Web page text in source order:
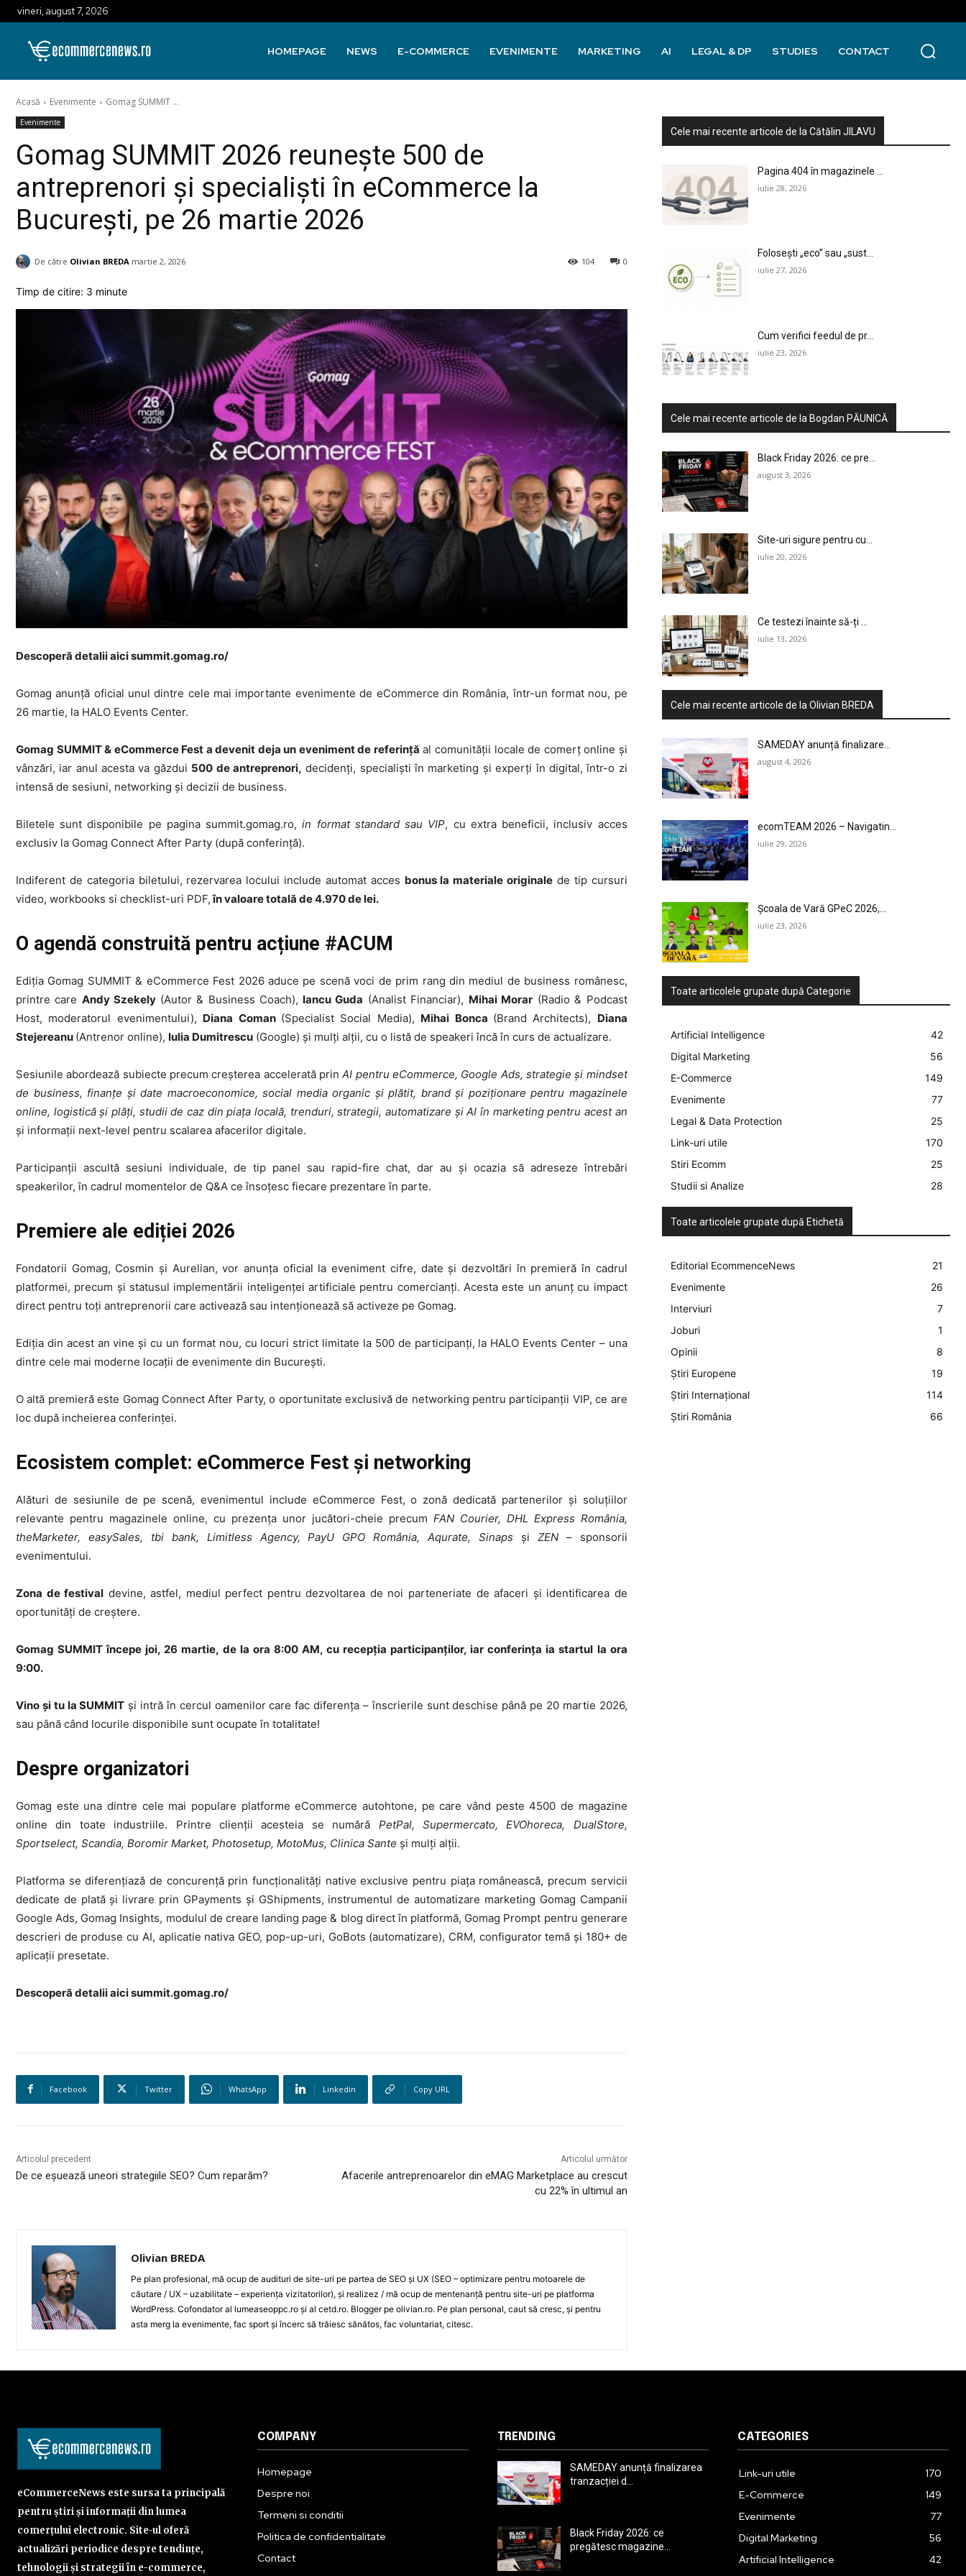
vineri, august 7, 2026
HOMEPAGE NEWS E-COMMERCE EVENIMENTE MARKETING AI LEGAL & DP STUDIES CONTACT
Acasă Evenimente Gomag SUMMIT ...
Evenimente
Gomag SUMMIT 2026 reunește 500 de
antreprenori și specialiști în eCommerce la
București, pe 26 martie 2026
De către Olivian BREDA martie 2, 2026 0
104
Timp de citire: 3 minute
Descoperă detalii aicisummit.gomag.ro/
Gomag anunță oficial unul dintre cele mai importante evenimente de eCommerce din România, într-un format nou, pe
26 martie, la HALO Events Center.
Gomag SUMMIT & eCommerce Fest a devenit deja un eveniment de referință al comunității locale de comerț online și
vânzări, iar anul acesta va găzdui 500 de antreprenori, decidenți, specialiști în marketing și experți în digital, într-o zi
intensă de sesiuni, networking și decizii de business.
Biletele sunt disponibile pe pagina summit.gomag.ro, in format standard sau VIP, cu extra beneficii, inclusiv acces
exclusiv la Gomag Connect After Party (după conferință).
Indiferent de categoria biletului, rezervarea locului include automat acces bonus la materiale originale de tip cursuri
video, workbooks si checklist-uri PDF,în valoare totală de 4.970 de lei.
O agendă construită pentru acțiune #ACUM
Ediția Gomag SUMMIT & eCommerce Fest 2026 aduce pe scenă voci de prim rang din mediul de business românesc,
printre care Andy Szekely (Autor & Business Coach), Iancu Guda (Analist Financiar), Mihai Morar (Radio & Podcast
Host, moderatorul evenimentului), Diana Coman (Specialist Social Media), Mihai Bonca (Brand Architects), Diana
Stejereanu (Antrenor online), Iulia Dumitrescu (Google) și mulți alții, cu o listă de speakeri încă în curs de actualizare.
Sesiunile abordează subiecte precum creșterea accelerată prinAI pentru eCommerce, Google Ads, strategie și mindset
de business, finanțe și date macroeconomice, social media organic și plătit, brand și poziționare pentru magazinele
online, logistică și plăți, studii de caz din piața locală, trenduri, strategii, automatizare și AI în marketing pentru acest an
și informații next-level pentru scalarea afacerilor digitale.
Participanții ascultă sesiuni individuale, de tip panel sau rapid-fire chat, dar au și ocazia să adreseze întrebări
speakerilor, în cadrul momentelor de Q&A ce însoțesc fiecare prezentare în parte.
Premiere ale ediției 2026
Fondatorii Gomag, Cosmin și Aurelian, vor anunța oficial la eveniment cifre, date și dezvoltări în premieră în cadrul
platformei, precum și statusul implementării inteligenței artificiale pentru comercianți. Acesta este un anunț cu impact
direct pentru toți antreprenorii care activează sau intenționează să activeze pe Gomag.
Ediția din acest an vine și cu un format nou, cu locuri strict limitate la 500 de participanți, la HALO Events Center – una
dintre cele mai moderne locații de evenimente din București.
O altă premieră este Gomag Connect After Party, o oportunitate exclusivă de networking pentru participanții VIP, ce are
loc după incheierea conferinței.
Ecosistem complet: eCommerce Fest și networking
Alături de sesiunile de pe scenă, evenimentul include eCommerce Fest, o zonă dedicată partenerilor și soluțiilor
relevante pentru magazinele online, cu prezența unor jucători-cheie precum FAN Courier, DHL Express România,
theMarketer, easySales, tbi bank, Limitless Agency, PayU GPO România, Aqurate, Sinaps și ZEN– sponsorii
evenimentului.
Zona de festival devine, astfel, mediul perfect pentru dezvoltarea de noi parteneriate de afaceri și identificarea de
oportunități de creștere.
Gomag SUMMIT începe joi, 26 martie, de la ora 8:00 AM, cu recepția participanților, iar conferința ia startul la ora
9:00.
Vino și tu la SUMMIT și intră în cercul oamenilor care fac diferența – înscrierile sunt deschise până pe 20 martie 2026,
sau până când locurile disponibile sunt ocupate în totalitate!
Despre organizatori
Gomag este una dintre cele mai populare platforme eCommerce autohtone, pe care vând peste 4500 de magazine
online din toate industriile. Printre clienții acesteia se numără PetPal, Supermercato, EVOhoreca, DualStore,
Sportselect, Scandia, Boromir Market, Photosetup, MotoMus, Clinica Sante și mulți alții.
Platforma se diferențiază de concurență prin funcționalități native exclusive pentru piața românească, precum servicii
dedicate de plată și livrare prin GPayments și GShipments, instrumentul de automatizare marketing Gomag Campanii
Google Ads, Gomag Insights, modulul de creare landing page & blog direct în platformă, Gomag Prompt pentru generare
descrieri de produse cu AI, aplicatie nativa GEO, pop-up-uri, GoBots (automatizare), CRM, configurator temă și 180+ de
aplicații presetate.
Descoperă detalii aicisummit.gomag.ro/
Facebook Twitter WhatsApp Linkedin Copy URL
Articolul precedent
De ce eșuează uneori strategiile SEO? Cum reparăm?
Articolul următor
Afacerile antreprenoarelor din eMAG Marketplace au crescut
cu 22% în ultimul an
Olivian BREDA
Pe plan profesional, mă ocup de audituri de site-uri pe partea de SEO și UX (SEO – optimizare pentru motoarele de
căutare / UX – uzabilitate – experiența vizitatorilor), și realizez / mă ocup de mentenanță pentru site-uri pe platforma
WordPress. Cofondator al lumeaseoppc.ro și al cetd.ro. Blogger pe olivian.ro. Pe plan personal, caut să cresc, și pentru
asta merg la evenimente, fac sport și încerc să trăiesc sănătos, fac voluntariat, citesc.
Cele mai recente articole de la Cătălin JILAVU
Pagina 404 în magazinele ...
iulie 28, 2026
Folosești „eco” sau „sust...
iulie 27, 2026
Cum verifici feedul de pr...
iulie 23, 2026
Cele mai recente articole de la Bogdan PĂUNICĂ
Black Friday 2026: ce pre...
august 3, 2026
Site-uri sigure pentru cu...
iulie 20, 2026
Ce testezi înainte să-ți ...
iulie 13, 2026
Cele mai recente articole de la Olivian BREDA
SAMEDAY anunță finalizare...
august 4, 2026
ecomTEAM 2026 – Navigatin...
iulie 29, 2026
Școala de Vară GPeC 2026,...
iulie 23, 2026
Toate articolele grupate după Categorie
Artificial Intelligence
42
Digital Marketing
56
E-Commerce
149
Evenimente
77
Legal & Data Protection
25
Link-uri utile
170
Stiri Ecomm
25
Studii si Analize
28
Toate articolele grupate după Etichetă
Editorial EcommenceNews
21
Evenimente
26
Interviuri
7
Joburi
1
Opinii
8
Știri Europene
19
Știri Internațional
114
Știri România
66
eCommerceNews este sursa ta principală
pentru știri și informații din lumea
comerțului electronic. Site-ul oferă
actualizări periodice despre tendințe,
tehnologii și strategii în e-commerce,
COMPANY
Homepage
Despre noi
Termeni si conditii
Politica de confidentialitate
Contact
TRENDING
SAMEDAY anunță finalizarea
tranzacției d...
Black Friday 2026: ce
pregătesc magazine...
CATEGORIES
Link-uri utile
170
E-Commerce
149
Evenimente
77
Digital Marketing
56
Artificial Intelligence
42